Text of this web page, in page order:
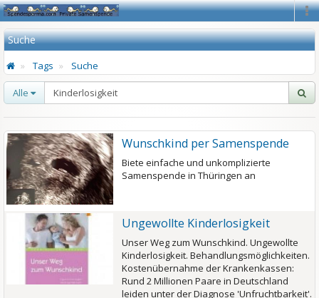
Suche
Tags Suche
Alle
Wunschkind per Samenspende
Biete einfache und unkomplizierte
Samenspende in Thüringen an
Ungewollte Kinderlosigkeit
Unser Weg zum Wunschkind. Ungewollte
Kinderlosigkeit. Behandlungsmöglichkeiten.
Kostenübernahme der Krankenkassen:
Rund 2 Millionen Paare in Deutschland
leiden unter der Diagnose 'Unfruchtbarkeit'.